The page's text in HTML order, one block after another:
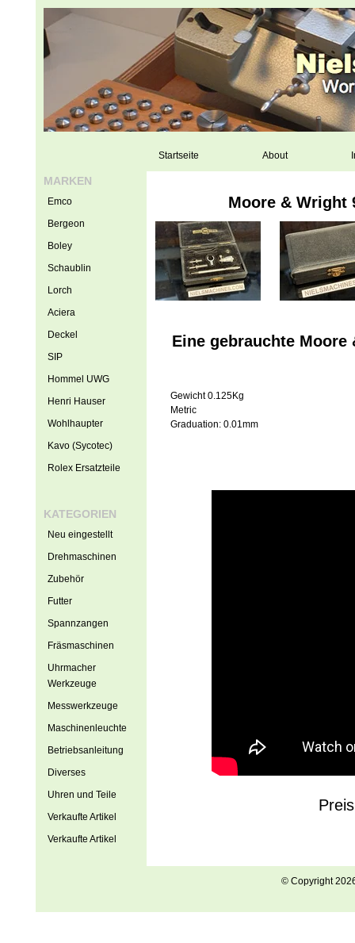
Startseite About
Moore & Wright
Eine gebrauchte Moore
Gewicht 0.125Kg
Metric
Graduation: 0.01mm
MARKEN
Emco
Bergeon
Boley
Schaublin
Lorch
Aciera
Deckel
SIP
Hommel UWG
Henri Hauser
Wohlhaupter
Kavo (Sycotec)
Rolex Ersatzteile
KATEGORIEN
Neu eingestellt
Drehmaschinen
Zubehör
Futter
Spannzangen
Fräsmaschinen
Uhrmacher
Werkzeuge
Messwerkzeuge
Maschinenleuchte
Betriebsanleitung
Diverses
Uhren und Teile
Verkaufte Artikel
Verkaufte Artikel
© Copyright